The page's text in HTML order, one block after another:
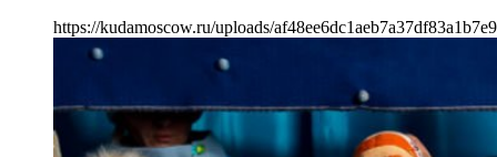
https://kudamoscow.ru/uploads/